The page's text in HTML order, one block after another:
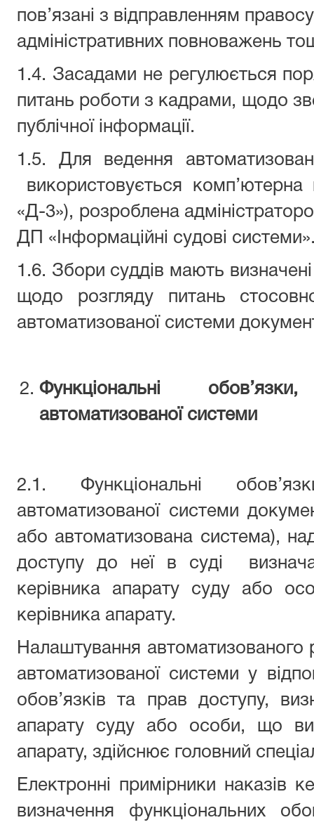
пов’язані з відправленням
адміністративних повноважень
1.4. Засадами не регулюється
питань роботи з кадрами, щодо
публічної інформації.
1.5. Для ведення
використовується
«Д-3»), розроблена
ДП «Інформаційні судові
1.6. Збори суддів мають
щодо розгляду питань
автоматизованої системи
Функціональні
автоматизованої системи
2.1. Функціональні
автоматизованої системи
або автоматизована система),
доступу до неї в суді
керівника апарату суду або
керівника апарату.
Налаштування автоматизованого
автоматизованої системи у
обов’язків та прав доступу,
апарату суду або особи, що
апарату, здійснює головний
Електронні примірники наказів
визначення функціональних